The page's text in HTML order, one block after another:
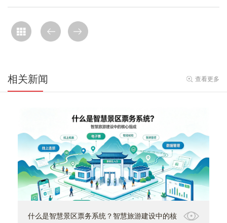
相关新闻 查看更多
什么是智慧景区票务系统？智慧旅游建设中的核